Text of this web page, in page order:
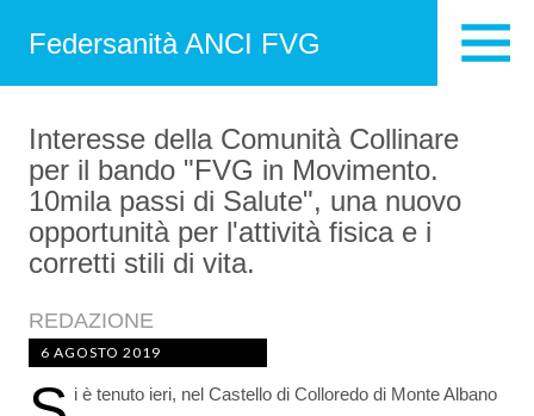
Federsanità ANCI FVG
Interesse della Comunità Collinare
per il bando "FVG in Movimento.
10mila passi di Salute", una nuovo
opportunità per l'attività fisica e i
corretti stili di vita.
REDAZIONE
6 AGOSTO 2019
i è tenuto ieri, nel Castello di Colloredo di Monte Albano